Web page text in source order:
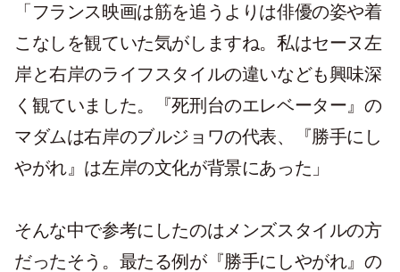
「フランス映画は筋を追うよりは俳優の姿や着
こなしを観ていた気がしますね。私はセーヌ左
岸と右岸のライフスタイルの違いなども興味深
く観ていました。
『死刑台のエレベーター』の
マダムは右岸のブルジョワの代表、『勝手にし
やがれ』は左岸の文化が背景にあった」
そんな中で参考にしたのはメンズスタイルの方
だったそう。最たる例が『勝手にしやがれ』の